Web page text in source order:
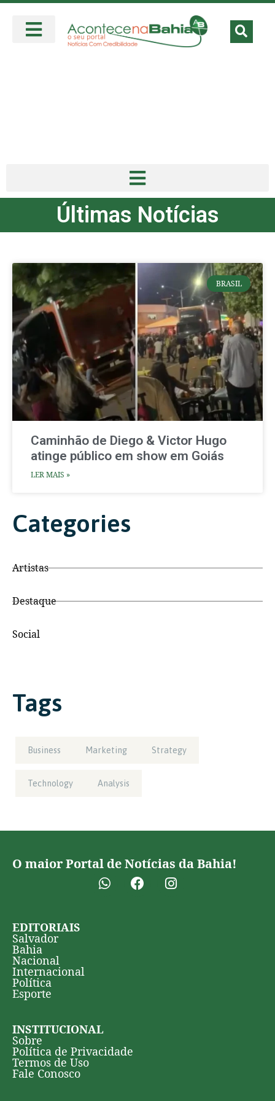
Últimas Notícias
BRASIL
Caminhão de Diego & Victor Hugo
atinge público em show em Goiás
LER MAIS »
Categories
Artistas
Destaque
Social
Tags
Business Marketing Strategy
Technology Analysis
O maior Portal de Notícias da Bahia!
EDITORIAIS
Salvador
Bahia
Nacional
Internacional
Política
Esporte
INSTITUCIONAL
Sobre
Política de Privacidade
Termos de Uso
Fale Conosco